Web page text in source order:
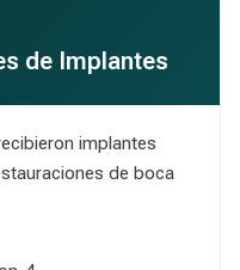
de Implantes
implantes
de boca